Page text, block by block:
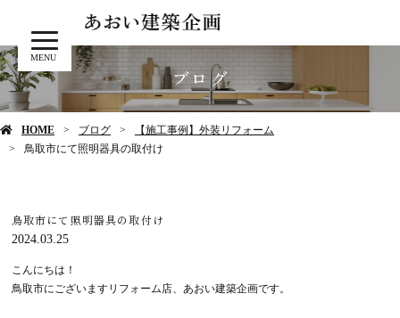
MENU
ブログ
HOME ブログ
【施工事例】外装リフォーム
鳥取市にて照明器具の取付け
鳥取市にて照明器具の取付け
2024.03.25
こんにちは！
鳥取市にございますリフォーム店、あおい建築企画です。